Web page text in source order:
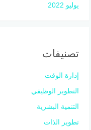
يوليو 2022
تصنيفات
إدارة الوقت
التطوير الوظيفي
التنمية البشرية
تطوير الذات